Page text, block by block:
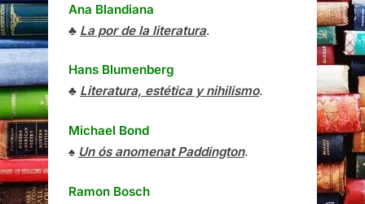
Ana Blandiana
♣ La por de la literatura.
Hans Blumenberg
♣ Literatura, estética y nihilismo.
Michael Bond
♠ Un ós anomenat Paddington.
Ramon Bosch